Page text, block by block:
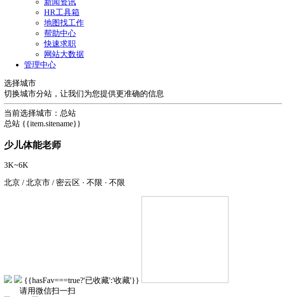
新闻资讯
HR工具箱
地图找工作
帮助中心
快速求职
网站大数据
管理中心
选择城市
切换城市分站，让我们为您提供更准确的信息
当前选择城市： 总站
总站 {{item.sitename}}
少儿体能老师
3K~6K
北京 / 北京市 / 密云区 · 不限 · 不限
{{hasFav===true?'已收藏':'收藏'}}
请用微信扫一扫